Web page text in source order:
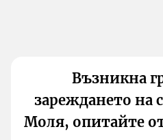
Възникна
зареждането на
Моля, опитайте